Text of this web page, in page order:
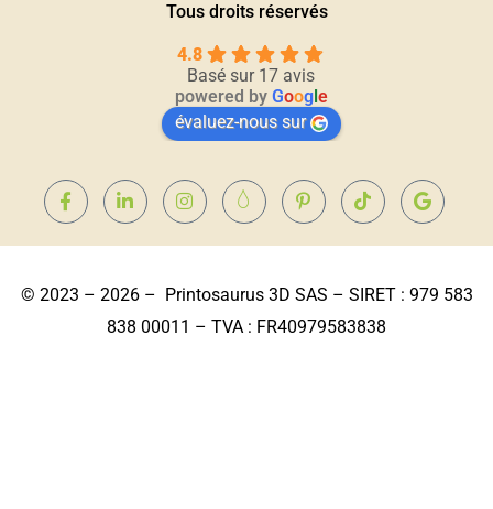
Tous droits réservés
4.8
Basé sur 17 avis
powered by Googl e
évaluez-nous sur
© 2023 – 2026 – Printosaurus 3D SAS – SIRET : 979 583
838 00011 – TVA : FR40979583838